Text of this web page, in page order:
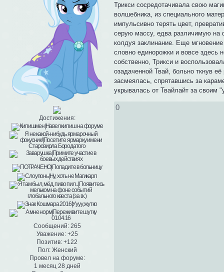
Достижения:
Сообщений:265
Уважение: +25
Позитив: +122
Пол:Женский
Провел на форуме:
1 месяц 28 дней
Трикси сосредотачивала свою
волшебника, из специального
импульсивно терять цвет,
серую массу, едва различимую на
колдуя заклинание. Еще
словно единорожки и вовсе здесь
собственно, Трикси и
озадаченной Твай, больно ткнув
засмеялась, спрятавшись за
укрывалась от Твайлайт за своим
0